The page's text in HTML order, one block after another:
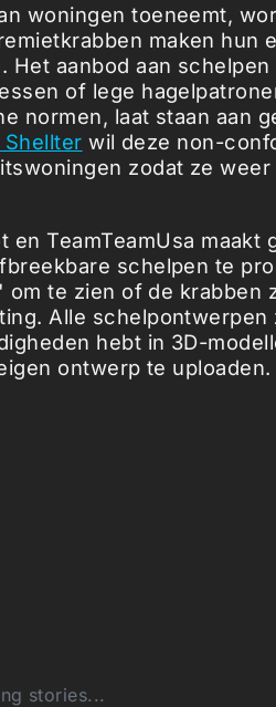
woningen toeneemt,
maken hun
Het aanbod aan
of lege
normen, laat staan aan
wil deze non-
zodat ze
TeamTeamUsa maakt
schelpen te
te zien of de krabben
Alle
hebt in 3D-
ontwerp te uploaden.
stories...